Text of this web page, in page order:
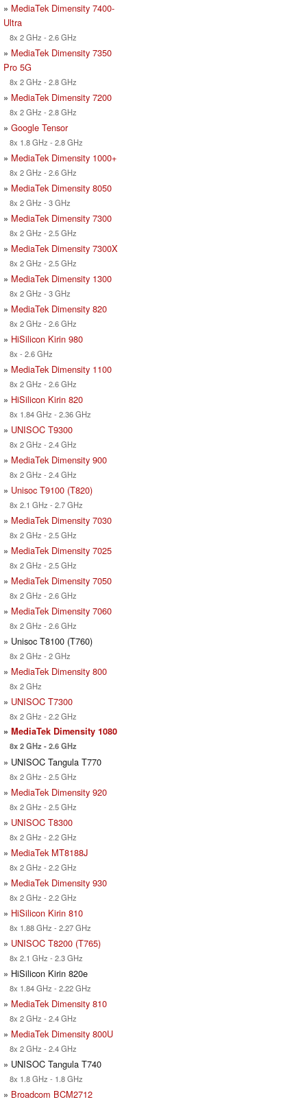
» MediaTek Dimensity 7400-
Ultra
8x 2 GHz - 2.6 GHz
» MediaTek Dimensity 7350
Pro 5G
8x 2 GHz - 2.8 GHz
» MediaTek Dimensity 7200
8x 2 GHz - 2.8 GHz
» Google Tensor
8x 1.8 GHz - 2.8 GHz
» MediaTek Dimensity 1000+
8x 2 GHz - 2.6 GHz
» MediaTek Dimensity 8050
8x 2 GHz - 3 GHz
» MediaTek Dimensity 7300
8x 2 GHz - 2.5 GHz
» MediaTek Dimensity 7300X
8x 2 GHz - 2.5 GHz
» MediaTek Dimensity 1300
8x 2 GHz - 3 GHz
» MediaTek Dimensity 820
8x 2 GHz - 2.6 GHz
» HiSilicon Kirin 980
8x - 2.6 GHz
» MediaTek Dimensity 1100
8x 2 GHz - 2.6 GHz
» HiSilicon Kirin 820
8x 1.84 GHz - 2.36 GHz
» UNISOC T9300
8x 2 GHz - 2.4 GHz
» MediaTek Dimensity 900
8x 2 GHz - 2.4 GHz
» Unisoc T9100 (T820)
8x 2.1 GHz - 2.7 GHz
» MediaTek Dimensity 7030
8x 2 GHz - 2.5 GHz
» MediaTek Dimensity 7025
8x 2 GHz - 2.5 GHz
» MediaTek Dimensity 7050
8x 2 GHz - 2.6 GHz
» MediaTek Dimensity 7060
8x 2 GHz - 2.6 GHz
» Unisoc T8100 (T760)
8x 2 GHz - 2 GHz
» MediaTek Dimensity 800
8x 2 GHz
» UNISOC T7300
8x 2 GHz - 2.2 GHz
» MediaTek Dimensity 1080
8x 2 GHz - 2.6 GHz
» UNISOC Tangula T770
8x 2 GHz - 2.5 GHz
» MediaTek Dimensity 920
8x 2 GHz - 2.5 GHz
» UNISOC T8300
8x 2 GHz - 2.2 GHz
» MediaTek MT8188J
8x 2 GHz - 2.2 GHz
» MediaTek Dimensity 930
8x 2 GHz - 2.2 GHz
» HiSilicon Kirin 810
8x 1.88 GHz - 2.27 GHz
» UNISOC T8200 (T765)
8x 2.1 GHz - 2.3 GHz
» HiSilicon Kirin 820e
8x 1.84 GHz - 2.22 GHz
» MediaTek Dimensity 810
8x 2 GHz - 2.4 GHz
» MediaTek Dimensity 800U
8x 2 GHz - 2.4 GHz
» UNISOC Tangula T740
8x 1.8 GHz - 1.8 GHz
» Broadcom BCM2712